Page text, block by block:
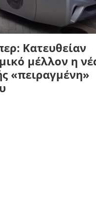
Κατευθείαν
μέλλον η
«πειραγμένη»